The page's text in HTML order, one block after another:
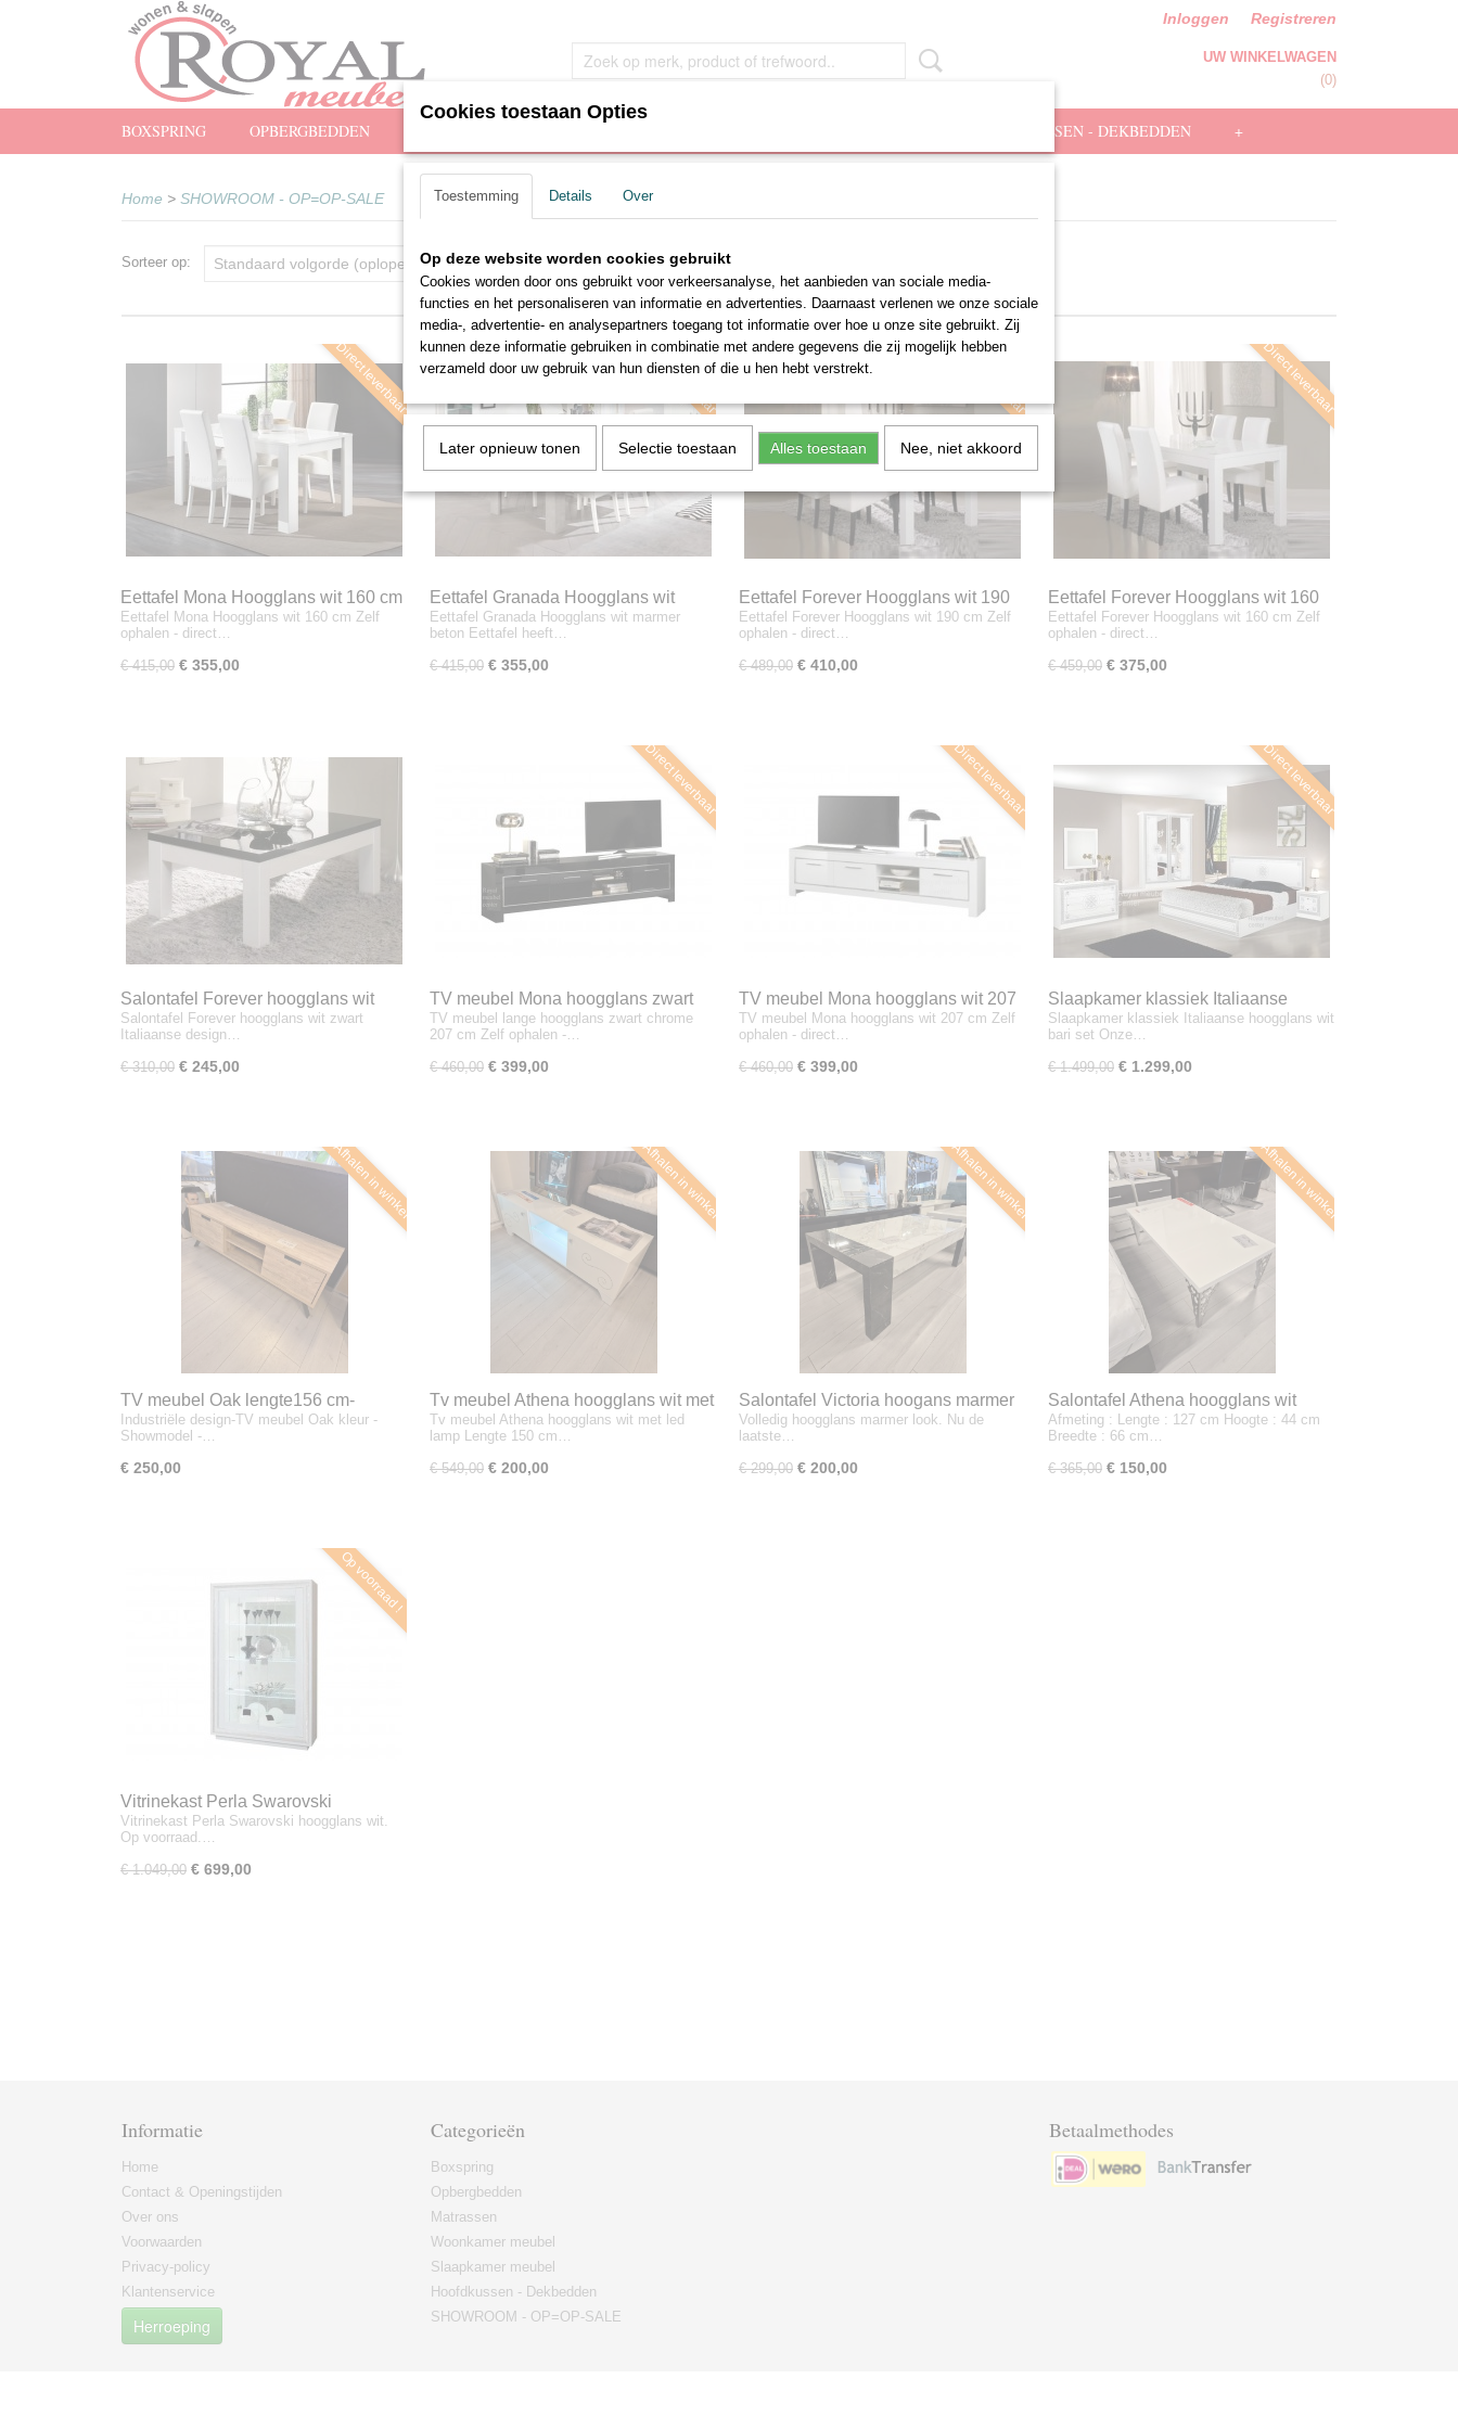
Inloggen Registreren
UW WINKELWAGEN
(0)
BOXSPRING OPBERGBEDDEN HOOFDKUSSEN - DEKBEDDEN +
Home > SHOWROOM - OP=OP-SALE
Sorteer op:
Direct leverbaar
Eettafel Mona Hoogglans wit 160 cm
Eettafel Mona Hoogglans wit 160 cm Zelf
ophalen - direct…
€ 415,00 € 355,00
Direct leverbaar
Eettafel Granada Hoogglans wit
marmer beton
Eettafel Granada Hoogglans wit marmer
beton Eettafel heeft…
€ 415,00 € 355,00
Direct leverbaar
Eettafel Forever Hoogglans wit 190
cm
Eettafel Forever Hoogglans wit 190 cm Zelf
ophalen - direct…
€ 489,00 € 410,00
Direct leverbaar
Eettafel Forever Hoogglans wit 160
cm
Eettafel Forever Hoogglans wit 160 cm Zelf
ophalen - direct…
€ 459,00 € 375,00
Salontafel Forever hoogglans wit
zwart
Salontafel Forever hoogglans wit zwart
Italiaanse design…
€ 310,00 € 245,00
Direct leverbaar
TV meubel Mona hoogglans zwart
207 cm
TV meubel lange hoogglans zwart chrome
207 cm Zelf ophalen -…
€ 460,00 € 399,00
Direct leverbaar
TV meubel Mona hoogglans wit 207
cm
TV meubel Mona hoogglans wit 207 cm Zelf
ophalen - direct…
€ 460,00 € 399,00
Direct leverbaar
Slaapkamer klassiek Italiaanse
hoogglans wit bari set
Slaapkamer klassiek Italiaanse hoogglans wit
bari set Onze…
€ 1.499,00 € 1.299,00
Afhalen in winkel
TV meubel Oak lengte156 cm-
Industriële design
Industriële design-TV meubel Oak kleur -
Showmodel -…
€ 250,00
Afhalen in winkel
Tv meubel Athena hoogglans wit met
led lamp
Tv meubel Athena hoogglans wit met led
lamp Lengte 150 cm…
€ 549,00 € 200,00
Afhalen in winkel
Salontafel Victoria hoogans marmer
zwart - wit
Volledig hoogglans marmer look. Nu de
laatste…
€ 299,00 € 200,00
Afhalen in winkel
Salontafel Athena hoogglans wit
Afmeting : Lengte : 127 cm Hoogte : 44 cm
Breedte : 66 cm…
€ 365,00 € 150,00
Op voorraad !
Vitrinekast Perla Swarovski
hoogglans wit
Vitrinekast Perla Swarovski hoogglans wit.
Op voorraad.…
€ 1.049,00 € 699,00
Informatie
Home
Contact & Openingstijden
Over ons
Voorwaarden
Privacy-policy
Klantenservice
Herroeping
Categorieën
Boxspring
Opbergbedden
Matrassen
Woonkamer meubel
Slaapkamer meubel
Hoofdkussen - Dekbedden
SHOWROOM - OP=OP-SALE
Betaalmethodes
Cookies toestaan Opties
Toestemming Details Over
Op deze website worden cookies gebruikt
Cookies worden door ons gebruikt voor verkeersanalyse, het aanbieden van sociale media-
functies en het personaliseren van informatie en advertenties. Daarnaast verlenen we onze sociale
media-, advertentie- en analysepartners toegang tot informatie over hoe u onze site gebruikt. Zij
kunnen deze informatie gebruiken in combinatie met andere gegevens die zij mogelijk hebben
verzameld door uw gebruik van hun diensten of die u hen hebt verstrekt.
Later opnieuw tonen Selectie toestaan Alles toestaan Nee, niet akkoord